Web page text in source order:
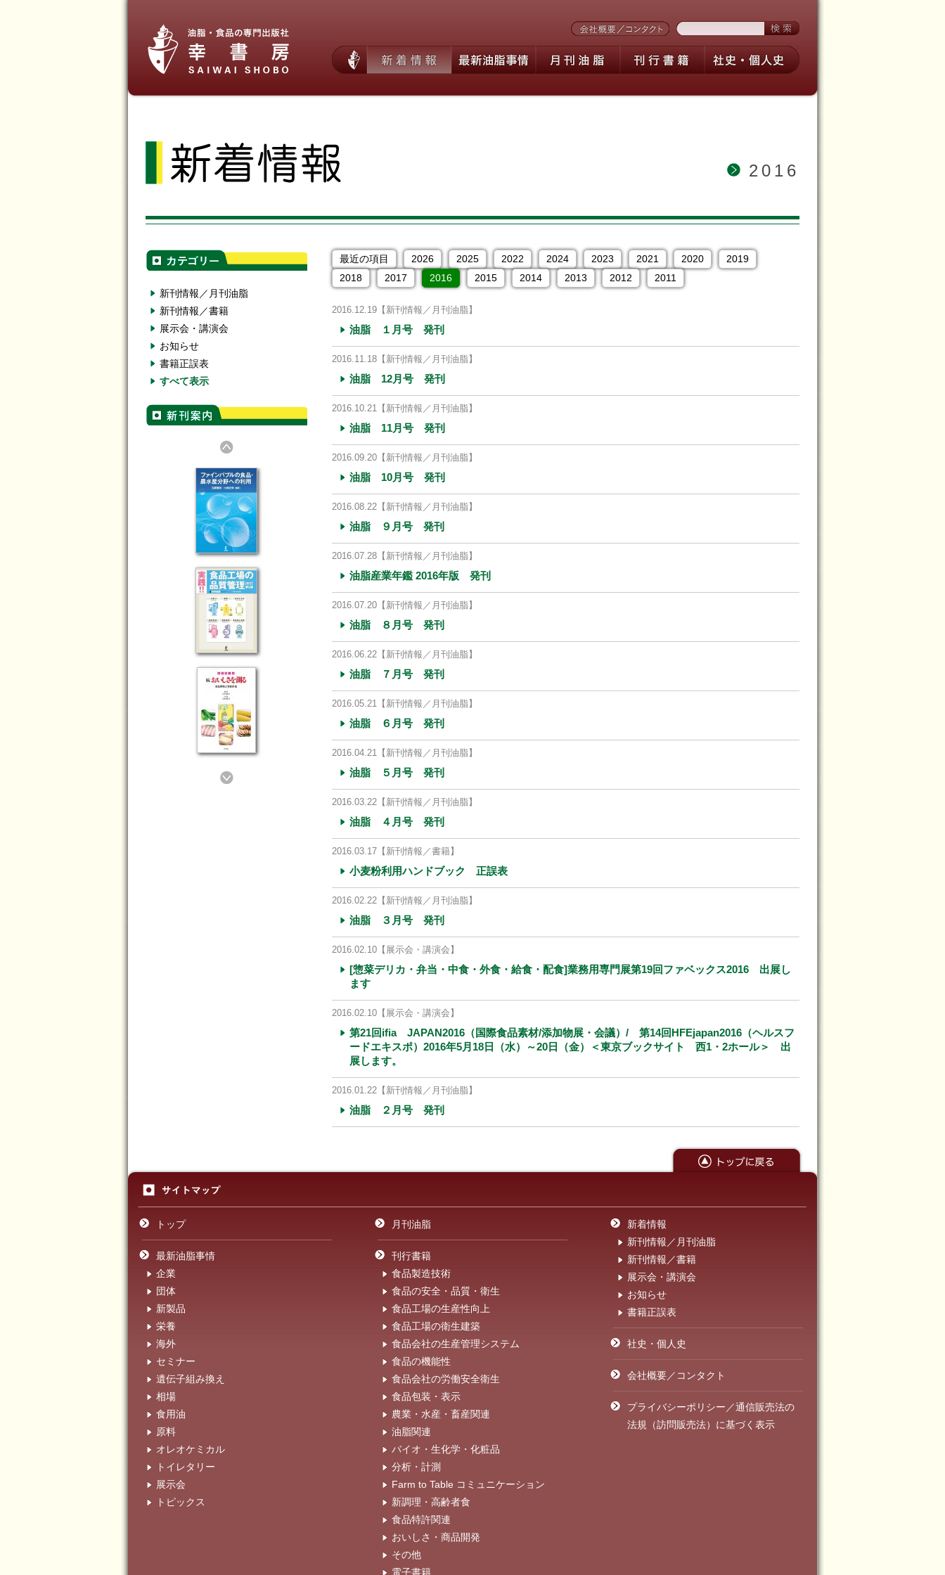
2016
新刊情報／月刊油脂
新刊情報／書籍
展示会・講演会
お知らせ
書籍正誤表
すべて表示
最近の項目 2026 2025 2022 2024 2023 2021 2020
2019
2018
2017 2016 2015 2014 2013 2012 2011
2016.12.19 【新刊情報／月刊油脂】
油脂 １月号 発刊
2016.11.18 【新刊情報／月刊油脂】
油脂 12月号 発刊
2016.10.21 【新刊情報／月刊油脂】
油脂 11月号 発刊
2016.09.20 【新刊情報／月刊油脂】
油脂 10月号 発刊
2016.08.22 【新刊情報／月刊油脂】
油脂 ９月号 発刊
2016.07.28 【新刊情報／月刊油脂】
油脂産業年鑑 2016年版 発刊
2016.07.20 【新刊情報／月刊油脂】
油脂 ８月号 発刊
2016.06.22 【新刊情報／月刊油脂】
油脂 ７月号 発刊
2016.05.21 【新刊情報／月刊油脂】
油脂 ６月号 発刊
2016.04.21 【新刊情報／月刊油脂】
油脂 ５月号 発刊
2016.03.22 【新刊情報／月刊油脂】
油脂 ４月号 発刊
2016.03.17 【新刊情報／書籍】
小麦粉利用ハンドブック 正誤表
2016.02.22 【新刊情報／月刊油脂】
油脂 ３月号 発刊
2016.02.10 【展示会・講演会】
[惣菜デリカ・弁当・中食・外食・給食・配食]業務用専門展第19回ファベックス2016 出展し
ます
2016.02.10 【展示会・講演会】
第21回ifia JAPAN2016（国際食品素材/添加物展・会議）/ 第14回HFEjapan2016（ヘルスフ
ードエキスポ）2016年5月18日（水）～20日（金）＜東京ブックサイト 西1・2ホール＞ 出
展します。
2016.01.22 【新刊情報／月刊油脂】
油脂 ２月号 発刊
トップ
最新油脂事情
企業
団体
新製品
栄養
海外
セミナー
遺伝子組み換え
相場
食用油
原料
オレオケミカル
トイレタリー
展示会
トピックス
月刊油脂
刊行書籍
食品製造技術
食品の安全・品質・衛生
食品工場の生産性向上
食品工場の衛生建築
食品会社の生産管理システム
食品の機能性
食品会社の労働安全衛生
食品包装・表示
農業・水産・畜産関連
油脂関連
バイオ・生化学・化粧品
分析・計測
Farm to Table コミュニケーション
新調理・高齢者食
食品特許関連
おいしさ・商品開発
その他
電子書籍
新着情報
新刊情報／月刊油脂
新刊情報／書籍
展示会・講演会
お知らせ
書籍正誤表
社史・個人史
会社概要／コンタクト
プライバシーポリシー／通信販売法の
法規（訪問販売法）に基づく表示